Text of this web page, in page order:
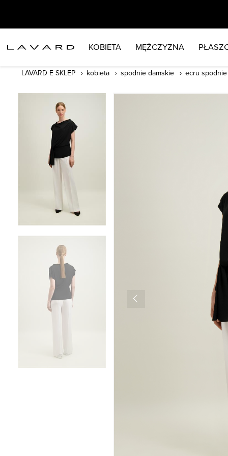
KOBIETA MĘŻCZYZNA
LAVARD E SKLEP kobieta spodnie damskie ecru